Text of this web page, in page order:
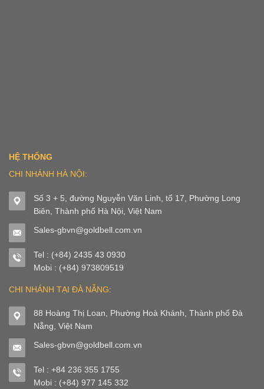
HỆ THỐNG
CHI NHÁNH HÀ NỘI:
Số 3 + 5, đường Nguyễn Văn Linh, tổ 17, Phường Long
Biên, Thành phố Hà Nội, Việt Nam
Sales-gbvn@goldbell.com.vn
Tel : (+84) 2435 43 0930
Mobi : (+84) 973809519
CHI NHÁNH TẠI ĐÀ NẴNG:
88 Hoàng Thị Loan, Phường Hoà Khánh, Thành phố Đà
Nẵng, Việt Nam
Sales-gbvn@goldbell.com.vn
Tel : +84 236 355 1755
Mobi : (+84) 977 145 332